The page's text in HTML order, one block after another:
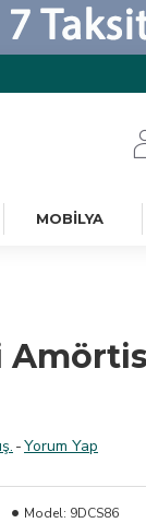
MOBILYA
-Yorum Yap
Model: 9DCS86